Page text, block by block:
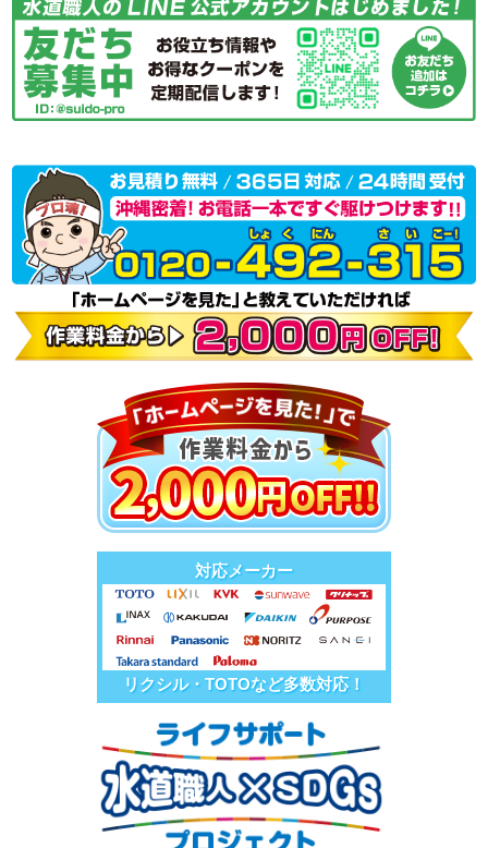
対応メーカー
リクシル・TOTOなど多数対応！